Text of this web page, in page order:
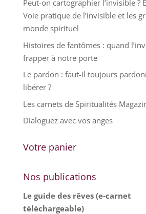
Peut-on cartographier l’invisible ?
Voie pratique de l’invisible et les
monde spirituel
Histoires de fantômes : quand
frapper à notre porte
Le pardon : faut-il toujours
libérer ?
Les carnets de Spiritualités
Dialoguez avec vos anges
Votre panier
Nos publications
Le guide des rêves (e-carnet
téléchargeable)